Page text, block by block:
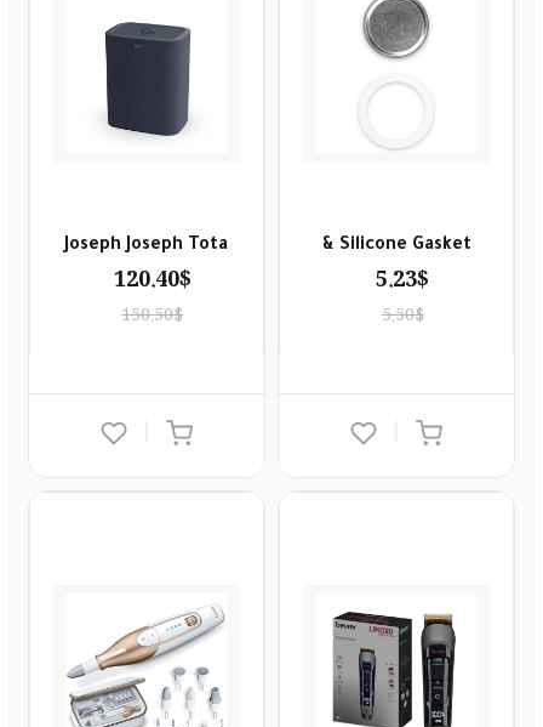
Silicone Gasket &
5.23$
5.50$
Joseph Joseph Tota
120.40$
150.50$